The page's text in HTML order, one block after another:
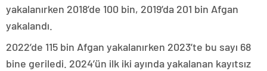
yakalanırken 2018’de 100 bin, 2019’da 201 bin Afgan
yakalandı.
2022’de 115 bin Afgan yakalanırken 2023’te bu sayı 68
bine geriledi. 2024’ün ilk iki ayında yakalanan kayıtsız